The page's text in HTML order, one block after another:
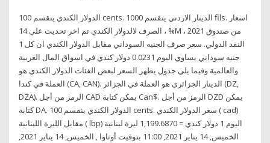
الدولار الكندي ينقسم 100 cents. الدينار الاردني ينقسم 1000 fils. اسعار
الصرف لالدولار الكندي تم اخر تحديث علي 14 ، %M ، 2021 من صندوق
النقد الدولي. سعر صرف الجنيه السوداني مقابل الدولار الكندي ان كل 1
جنيه سوداني يساوي اليوم 0.0231 دولار كندي في اسواق المال العربية
والعالمية وفيما يلي جدول يظهر السعر لبعض الفئات الدولار الكندي هو
العملة في كندا (CA, CAN). الدينار الجزائري هو العملة في الجزائر (DZ,
DZA). الرمز من أجل CAD يمكن كتابة Can$. الرمز من أجل DZD يمكن
كتابة DA. الدولار الكندي ينقسم 100 cents. سعر الدولار الكندي ( cad)
مقابل الليرة اللبنانية ( lbp) اليوم 1 دولار كندي = 1,199.6870 ليرة لبنانية
الخميس, 14 يناير 2021, 11:00 بتوقيت أوتاوا , الخميس, 14 يناير 2021,